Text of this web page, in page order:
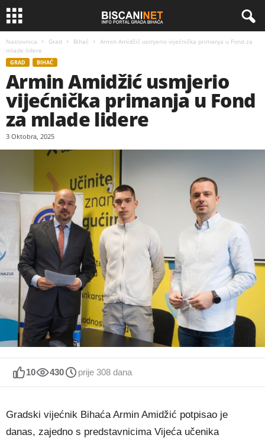
Naslovnica Grad Bihać
Armin Amidžić usmjerio vijećnička primanja u Fond za
mlade lidere
GRAD BIHAĆ
Armin Amidžić usmjerio
vijećnička primanja u Fond
za mlade lidere
3 Oktobra, 2025
10 430 prije 308 dana
Gradski vijećnik Bihaća Armin Amidžić potpisao je
danas, zajedno s predstavnicima Vijeća učenika